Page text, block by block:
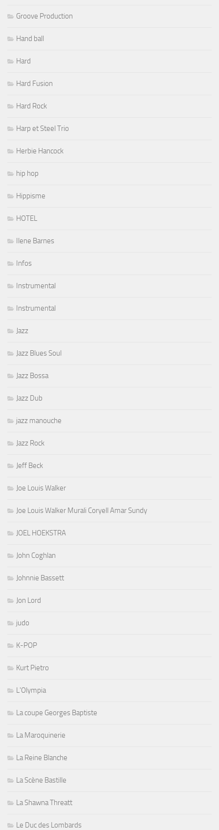
Groove Production
Hand ball
Hard
Hard Fusion
Hard Rock
Harp et Steel Trio
Herbie Hancock
hip hop
Hippisme
HOTEL
Ilene Barnes
Infos
Instrumental
Instrumental
Jazz
Jazz Blues Soul
Jazz Bossa
Jazz Dub
jazz manouche
Jazz Rock
Jeff Beck
Joe Louis Walker
Joe Louis Walker Murali Coryell Amar Sundy
JOEL HOEKSTRA
John Coghlan
Johnnie Bassett
Jon Lord
judo
K-POP
Kurt Pietro
L'Olympia
La coupe Georges Baptiste
La Maroquinerie
La Reine Blanche
La Scène Bastille
La Shawna Threatt
Le Duc des Lombards